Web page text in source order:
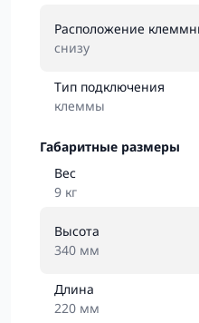
Расположение
снизу
Тип подключения
клеммы
Габаритные размеры
Вес
9 кг
Высота
340 мм
Длина
220 мм